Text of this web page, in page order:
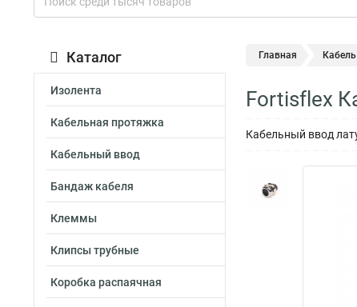
Каталог
Изолента
Кабельная протяжка
Кабельный ввод
Бандаж кабеля
Клеммы
Клипсы трубные
Коробка распаячная
Главная
Fortisflex
Кабельный ввод